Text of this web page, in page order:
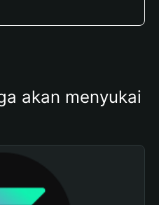
akan menyukai